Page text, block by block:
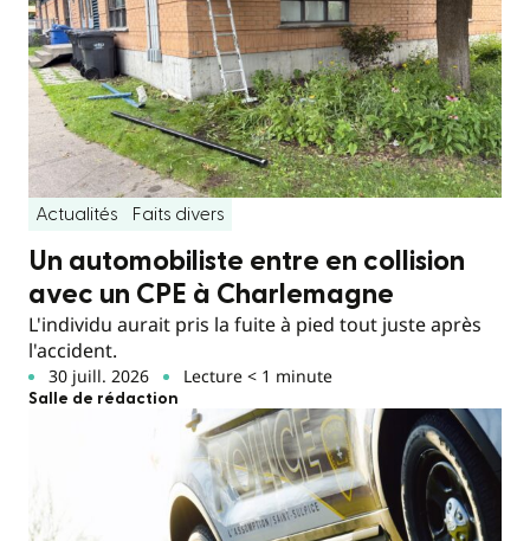
Actualités Faits divers
Un automobiliste entre en collision
avec un CPE à Charlemagne
L'individu aurait pris la fuite à pied tout juste après
l'accident.
30 juill. 2026 Lecture < 1 minute
Salle de rédaction